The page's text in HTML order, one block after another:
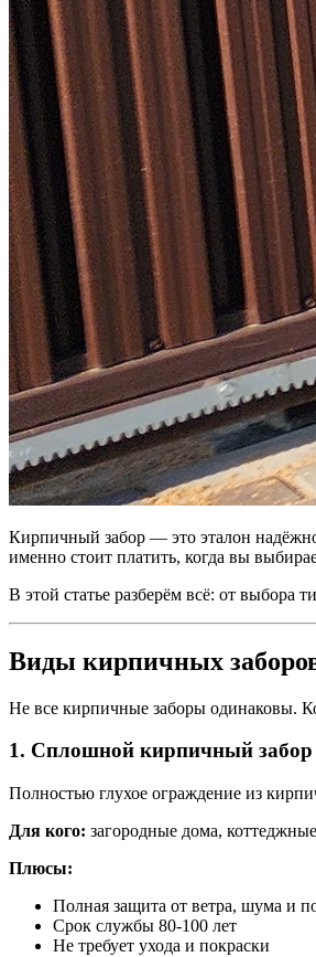
Кирпичный забор — это эталон
именно стоит платить, когда вы
В этой статье разберём всё: от выбора
Виды кирпичных
Не все кирпичные заборы одинаковы.
1. Сплошной кирпичный забор
Полностью глухое ограждение из
Для кого: загородные дома,
Плюсы:
Полная защита от ветра, шума и
Срок службы 80-100 лет
Не требует ухода и покраски